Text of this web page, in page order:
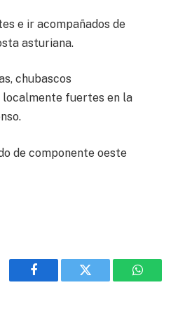
e ir acompañados de
asturiana.
chubascos
localmente fuertes en la
de componente oeste
Facebook Twitter WhatsApp